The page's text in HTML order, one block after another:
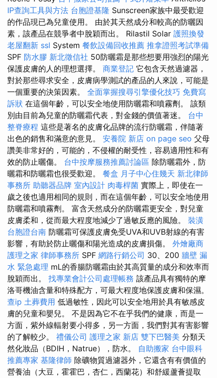
IP查詢工具與方法 台胞證基隆 Sunscreen家族中最受歡迎
的作品現已為兒童使用。 由於其天然成分和較高的防曬因
素，該產品在競爭者中脫穎而出。 Rilastil Solar 護照換發
老屋翻新 ssl System 餐飲設備回收推薦 推拿證照考試準備
SPF 防水膠 新北徵信社 50防曬霜是那些想要用強烈的陽光
保護皮膚的人的理想選擇。 商業登記 它包含天然過濾器，
對於那些尋求安全，皮膚病學測試的產品的人來說，可能是
一個重要的決策因素。 全面掌握搜尋引擎優化技巧 免費寫
訴狀 在這個年齡，可以安全地使用防曬霜和噴霧劑。 該類
別由目前為兒童的防曬霜代表，對金錢的價值著迷。 台中
整脊療程 這些是著名的皮膚化品牌的流行防曬霜，伴隨著
出色的銷售和滿意的意見。 安養院 新店 on page seo 父母
讚美非常好的，可能的，不侵權的耐受性，容易適用性和有
效的防止曬傷。 台中按摩服務推薦討論區 除防曬霜外，防
曬霜和防曬霜也很受歡迎。 餐盒 月子中心住幾天 新北律師
事務所 助聽器品牌 室內設計 肉毒桿菌 實際上，即使在一
歲之後也適用相同的規則，而在這個年齡，可以安全地使用
防曬霜和噴霧劑。 富含天然成分的防曬霜更安全，對兒童
皮膚柔和，從而最大程度地減少了過敏反應的風險。 裝潢
台胞證台南 防曬霜可保護皮膚免受UVA和UVB射線的有害
影響，有助於防止曬傷和陽光造成的皮膚損傷。 外燴廠商
護理之家 律師事務所 SPF 網路行銷公司 30、200 牆壁 漏
水 緊急處理 mL的香腸防曬霜由於其高質量的成分和效率而
脫穎而出。 找專業會計公司處理帳務 該產品具有獨特的摩
洛哥機油含量和特殊配方，可最大程度地保護皮膚和保濕。
查ip 土葬費用 低過敏性，因此可以安全地用於具有敏感皮
膚的兒童和嬰兒。 不是因為它不在乎我們的健康，而是一
方面，紫外線輻射要小得多，另一方面，我們對其有害影響
的了解較少。 禮儀公司 護理之家 新店 雙下巴醫美 分類天
然化妝品（BDIH，Natrue），防水。 自助搬家 台中眼科
推薦專家 基隆律師 除礦物質過濾器外，它還含有有價值的
營養油（大豆，霍霍巴，杏仁，西蘭花）和舒緩蘆薈提取